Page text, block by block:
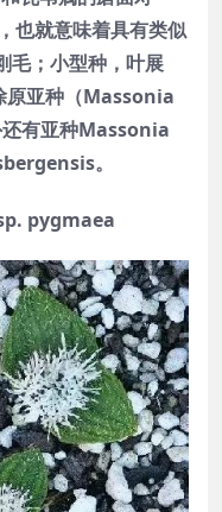
也就意味着具有类似
；小型种，叶展
原亚种（Massonia
有亚种Massonia
。
pygmaea